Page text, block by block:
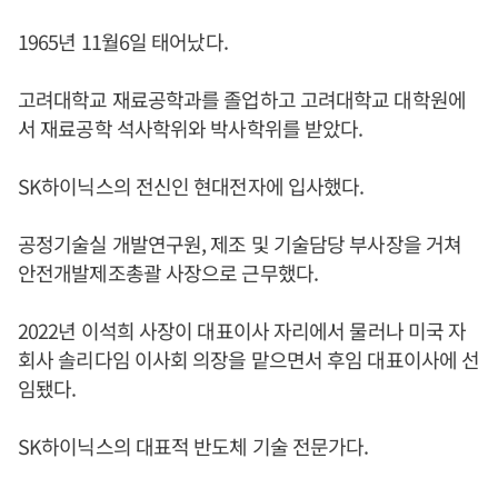
1965년 11월6일 태어났다.
고려대학교 재료공학과를 졸업하고 고려대학교 대학원에
서 재료공학 석사학위와 박사학위를 받았다.
SK하이닉스의 전신인 현대전자에 입사했다.
공정기술실 개발연구원, 제조 및 기술담당 부사장을 거쳐
안전개발제조총괄 사장으로 근무했다.
2022년 이석희 사장이 대표이사 자리에서 물러나 미국 자
회사 솔리다임 이사회 의장을 맡으면서 후임 대표이사에 선
임됐다.
SK하이닉스의 대표적 반도체 기술 전문가다.